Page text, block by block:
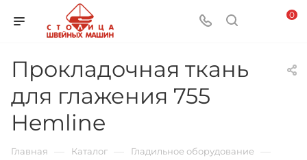
0
Прокладочная ткань
для глажения 755
Hemline
Главная Каталог Гладильное оборудование